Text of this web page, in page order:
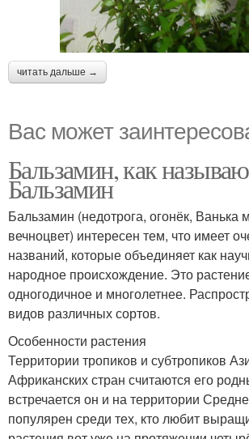
читать дальше →
Вас может
Бальзамин, как
Бальзамин
Бальзамин (недотрога, огонёк, Ванька
вечноцвет) интересен тем, что имеет
названий, которые объединяет как
народное происхождение. Это
одногодичное и многолетнее.
видов различных сортов.
Особенности растения
Территории тропиков и субтропиков
Африканских стран считаются его
встречается он и на территории
популярен среди тех, кто любит